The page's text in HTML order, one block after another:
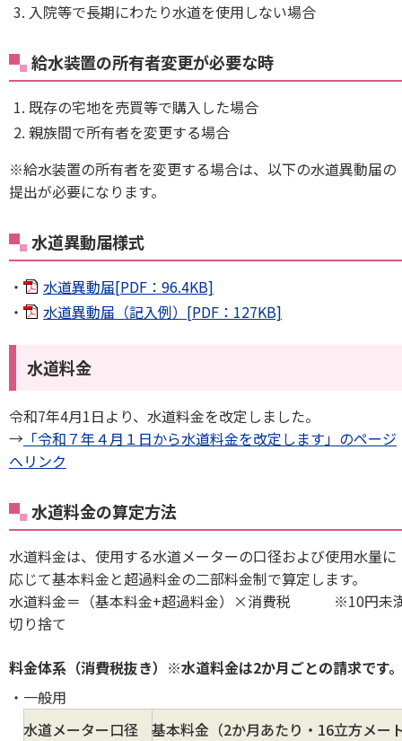
入院等で長期にわたり水道を使用しない場合
給水装置の所有者変更が必要な時
既存の宅地を売買等で購入した場合
親族間で所有者を変更する場合
※給水装置の所有者を変更する場合は、以下の水道異動届の
提出が必要になります。
水道異動届様式
水道異動届[PDF：96.4KB]
水道異動届（記入例）[PDF：127KB]
水道料金
令和7年4月1日より、水道料金を改定しました。
→ 「令和７年４月１日から水道料金を改定します」のページ
へリンク
水道料金の算定方法
水道料金は、使用する水道メーターの口径および使用水量に
応じて基本料金と超過料金の二部料金制で算定します。
水道料金＝（基本料金+超過料金）×消費税 ※10円未
切り捨て
料金体系（消費税抜き）※水道料金は2か月ごとの請求です。
一般用
水道メーター口径
基本料金（2か月あたり・16立方メー